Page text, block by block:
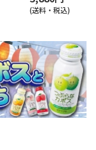
(送料・税込)